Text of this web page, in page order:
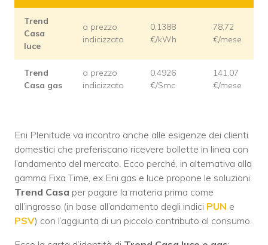
Trend
Casa
luce
a prezzo
indicizzato
0,1388
€/kWh
78,72
€/mese
Trend
Casa gas
a prezzo
indicizzato
0,4926
€/Smc
141,07
€/mese
Eni Plenitude va incontro anche alle esigenze dei clienti
domestici che preferiscano ricevere bollette in linea con
l’andamento del mercato. Ecco perché, in alternativa alla
gamma Fixa Time, ex Eni gas e luce propone le soluzioni
Trend Casa per pagare la materia prima come
all’ingrosso (in base all’andamento degli indici PUN e
PSV) con l’aggiunta di un piccolo contributo al consumo.